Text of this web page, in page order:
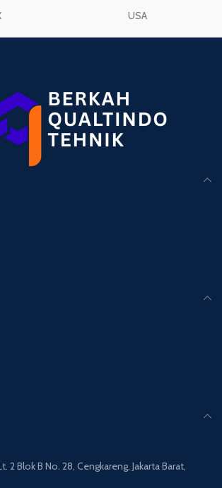
USA
2 Blok B No. 28, Cengkareng, Jakarta Barat,